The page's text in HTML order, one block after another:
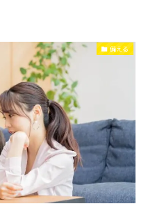
備える